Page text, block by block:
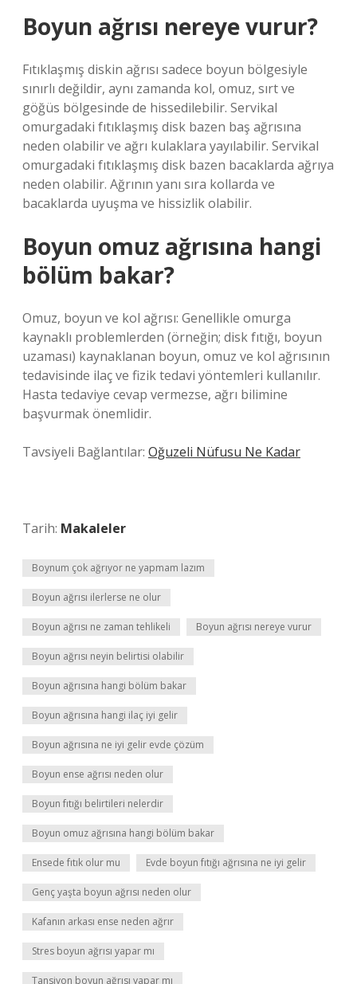
Boyun ağrısı nereye vurur?
Fıtıklaşmış diskin ağrısı sadece boyun bölgesiyle
sınırlı değildir, aynı zamanda kol, omuz, sırt ve
göğüs bölgesinde de hissedilebilir. Servikal
omurgadaki fıtıklaşmış disk bazen baş ağrısına
neden olabilir ve ağrı kulaklara yayılabilir. Servikal
omurgadaki fıtıklaşmış disk bazen bacaklarda ağrıya
neden olabilir. Ağrının yanı sıra kollarda ve
bacaklarda uyuşma ve hissizlik olabilir.
Boyun omuz ağrısına hangi
bölüm bakar?
Omuz, boyun ve kol ağrısı: Genellikle omurga
kaynaklı problemlerden (örneğin; disk fıtığı, boyun
uzaması) kaynaklanan boyun, omuz ve kol ağrısının
tedavisinde ilaç ve fizik tedavi yöntemleri kullanılır.
Hasta tedaviye cevap vermezse, ağrı bilimine
başvurmak önemlidir.
Tavsiyeli Bağlantılar: Oğuzeli Nüfusu Ne Kadar
Tarih: Makaleler
Boynum çok ağrıyor ne yapmam lazım
Boyun ağrısı ilerlerse ne olur
Boyun ağrısı ne zaman tehlikeli Boyun ağrısı nereye vurur
Boyun ağrısı neyin belirtisi olabilir
Boyun ağrısına hangi bölüm bakar
Boyun ağrısına hangi ilaç iyi gelir
Boyun ağrısına ne iyi gelir evde çözüm
Boyun ense ağrısı neden olur
Boyun fıtığı belirtileri nelerdir
Boyun omuz ağrısına hangi bölüm bakar
Ensede fıtık olur mu Evde boyun fıtığı ağrısına ne iyi gelir
Genç yaşta boyun ağrısı neden olur
Kafanın arkası ense neden ağrır
Stres boyun ağrısı yapar mı
Tansiyon boyun ağrısı yapar mı